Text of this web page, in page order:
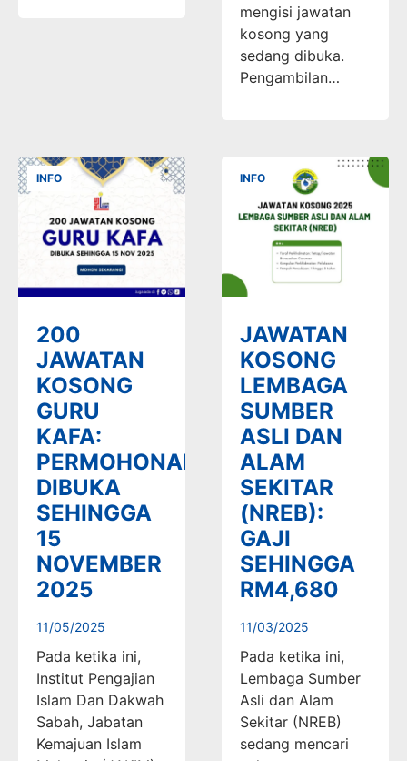
mengisi jawatan
kosong yang
sedang dibuka.
Pengambilan…
INFO
200
JAWATAN
KOSONG
GURU
KAFA:
PERMOHONAN
DIBUKA
SEHINGGA
15
NOVEMBER
2025
11/05/2025
Pada ketika ini,
Institut Pengajian
Islam Dan Dakwah
Sabah, Jabatan
Kemajuan Islam
INFO
JAWATAN
KOSONG
LEMBAGA
SUMBER
ASLI DAN
ALAM
SEKITAR
(NREB):
GAJI
SEHINGGA
RM4,680
11/03/2025
Pada ketika ini,
Lembaga Sumber
Asli dan Alam
Sekitar (NREB)
sedang mencari